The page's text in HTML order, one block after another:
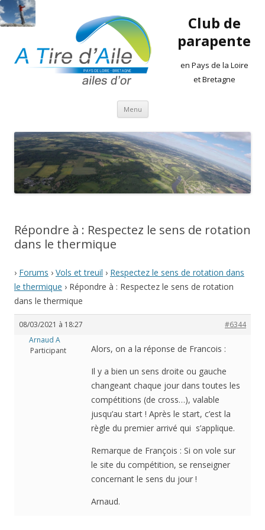
Club de
parapente
en Pays de la Loire
et Bretagne
Menu Aller
contenu
Répondre à : Respectez le sens de rotation
dans le thermique
› Forums › Vols et treuil › Respectez le sens de rotation dans
le thermique › Répondre à : Respectez le sens de rotation
dans le thermique
08/03/2021 à 18:27
#6344
Arnaud A
Participant
Alors, on a la réponse de Francois :
Il y a bien un sens droite ou gauche
changeant chaque jour dans toutes les
compétitions (de cross…), valable
jusqu’au start ! Après le start, c’est la
règle du premier arrivé qui s’applique.
Remarque de François : Si on vole sur
le site du compétition, se renseigner
concernant le sens du jour !
Arnaud.